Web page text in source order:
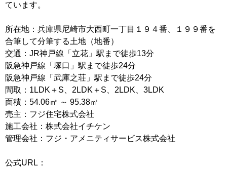
ています。
所在地：兵庫県尼崎市大西町一丁目１９４番、１９９番を
合筆して分筆する土地（地番）
交通：JR神戸線「立花」駅まで徒歩13分
阪急神戸線「塚口」駅まで徒歩24分
阪急神戸線「武庫之荘」駅まで徒歩24分
間取：1LDK＋S、2LDK＋S、2LDK、3LDK
面積：54.06㎡ ～ 95.38㎡
売主：フジ住宅株式会社
施工会社：株式会社イチケン
管理会社：フジ・アメニティサービス株式会社
公式URL：